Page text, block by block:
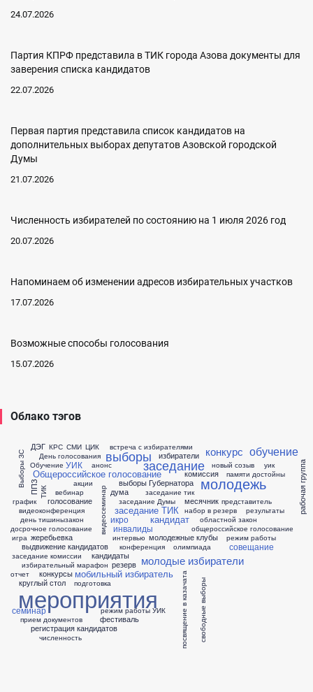
24.07.2026
Партия КПРФ представила в ТИК города Азова документы для
заверения списка кандидатов
22.07.2026
Первая партия представила список кандидатов на
дополнительных выборах депутатов Азовской городской
Думы
21.07.2026
Численность избирателей по состоянию на 1 июля 2026 год
20.07.2026
Напоминаем об изменении адресов избирательных участков
17.07.2026
Возможные способы голосования
15.07.2026
Облако тэгов
Выборы ЗС
ДЭГ
День голосования
КРС
Обучение
Общероссийское голосование
ППЗ
СМИ
ТИК
УИК
ЦИК
акции
анонс
вебинар
видеоконференция
видеосеминар
встреча с избирателями
выборы
выборы Губернатора
выдвижение кандидатов
голосование
график
день тишины
досрочное голосование
дума
жеребьевка
закон
заседание
заседание Думы
заседание ТИК
заседание комиссии
заседание тик
игра
избиратели
избирательный марафон
икро
инвалиды
интервью
кандидат
кандидаты
комиссия
конкурс
конкурсы
конференция
круглый стол
мероприятия
месячник
мобильный избиратель
молодежные клубы
молодежь
молодые избиратели
набор в резерв
новый созыв
областной закон
обучение
общероссийское голосование
олимпиада
отчет
памяти достойны
подготовка посвящение в казачата
представитель
прием документов
рабочая группа
регистрация кандидатов
режим работы
режим работы УИК
резерв
результаты
свободные выборы
семинар
совещание
уик
фестиваль
численность